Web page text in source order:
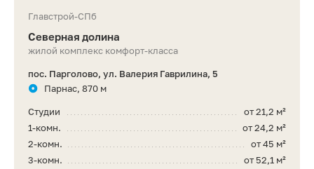
Главстрой-СПб
Северная долина
жилой комплекс комфорт-класса
пос. Парголово, ул. Валерия Гаврилина, 5
Парнас, 870 м
от 21,2 м²
Студии
от 24,2 м²
1-комн.
от 45 м²
2-комн.
от 52,1 м²
3-комн.